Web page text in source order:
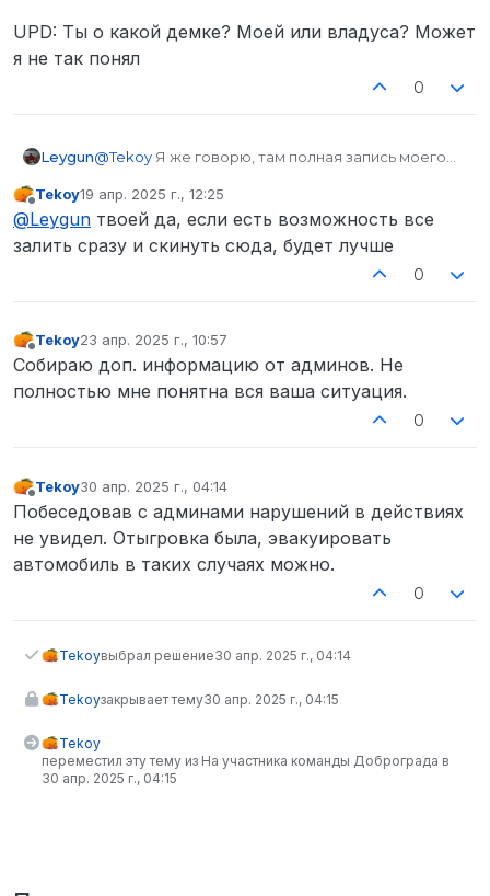
UPD: Ты о какой демке? Моей или владуса? Может
я не так понял
0
Leygun@Tekoy Я же говорю, там полная запись моего
понравившиеся мне моменты я вырежу
Могу не обрезать и залить абсолютно без звука,
т.к. у меня все пишется в 1 канал. Думаю будет
очень информативно посмотреть
UPD: Ты о какой демке? Моей или владуса?
Может я не так понял
Не в сети
Tekoy19 апр. 2025 г., 12:25
отредактировано
@Leygun твоей да, если есть возможность все
залить сразу и скинуть сюда, будет лучше
0
Не в сети
Tekoy23 апр. 2025 г., 10:57
отредактировано
Собираю доп. информацию от админов. Не
полностью мне понятна вся ваша ситуация.
0
Не в сети
Tekoy30 апр. 2025 г., 04:14
отредактировано
Побеседовав с админами нарушений в действиях
не увидел. Отыгровка была, эвакуировать
автомобиль в таких случаях можно.
0
Tekoyвыбрал решение30 апр. 2025 г., 04:14
Tekoyзакрывает тему30 апр. 2025 г., 04:15
Tekoy
переместил эту тему из На участника команды Доброграда в
30 апр. 2025 г., 04:15